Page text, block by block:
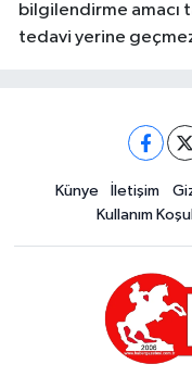
bilgilendirme amacı
tedavi yerine
Künye İletişim
Kullanım